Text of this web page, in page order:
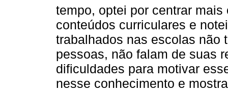
tempo, optei por centrar
conteúdos curriculares e
trabalhados nas escolas não
pessoas, não falam de suas
dificuldades para motivar
nesse conhecimento e